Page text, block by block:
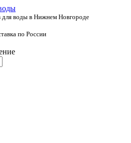
для воды в Нижнем Новгороде
по России